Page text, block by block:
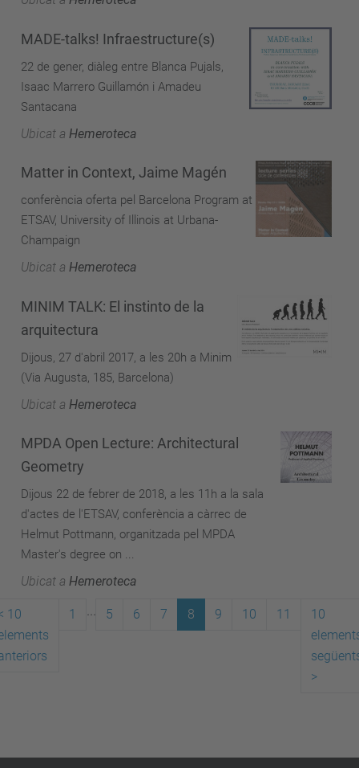
MADE-talks! Infraestructure(s)
22 de gener, diàleg entre Blanca Pujals,
Isaac Marrero Guillamón i Amadeu
Santacana
Ubicat a Hemeroteca
Matter in Context, Jaime Magén
conferència oferta pel Barcelona Program at
ETSAV, University of Illinois at Urbana-
Champaign
Ubicat a Hemeroteca
MINIM TALK: El instinto de la
arquitectura
Dijous, 27 d'abril 2017, a les 20h a Minim
(Via Augusta, 185, Barcelona)
Ubicat a Hemeroteca
MPDA Open Lecture: Architectural
Geometry
Dijous 22 de febrer de 2018, a les 11h a la sala
d'actes de l'ETSAV, conferència a càrrec de
Helmut Pottmann, organitzada pel MPDA
Master's degree on ...
Ubicat a Hemeroteca
10
1 5 6 7 8 9 10 11
10
>